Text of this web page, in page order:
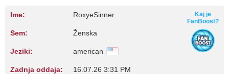
Ime: RoxyeSinner
Sem: Ženska
Jeziki: american
Zadnja oddaja: 16.07.26 3:31 PM
Kaj je
FanBoost?